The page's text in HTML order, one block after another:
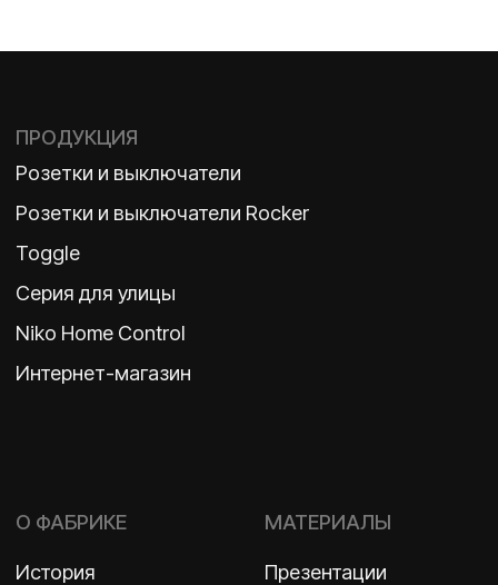
Политика конфиденциальности
TELEGRAM
ВКОНТАКТЕ